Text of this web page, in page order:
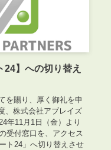
24】への切り替え
を賜り、厚く御礼を申
、株式会社アブレイズ
年11月1日（金）より
受付窓口を、アクセス
ト24」へ切り替えさせ